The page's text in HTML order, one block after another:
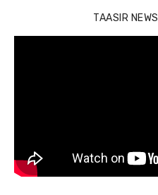
TAASIR